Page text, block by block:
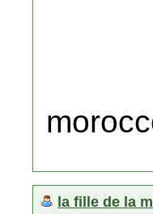
la fille de la